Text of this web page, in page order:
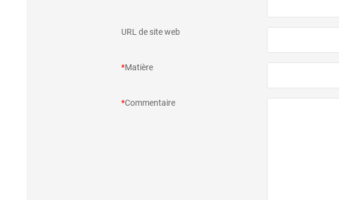
URL de site web
*Matière
*Commentaire